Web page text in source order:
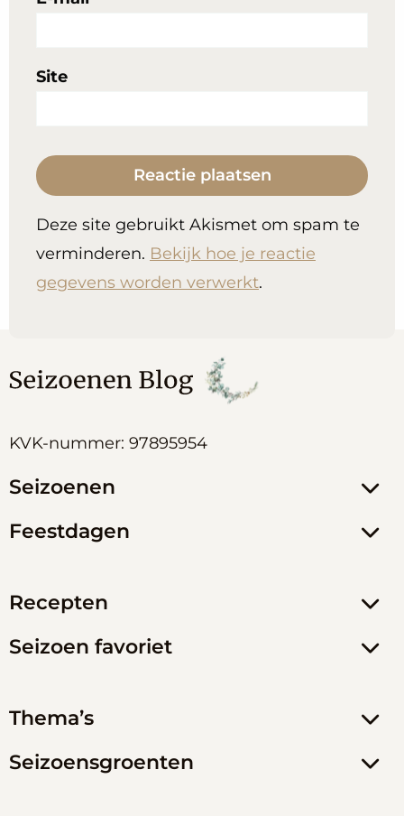
Site
Deze site gebruikt Akismet om spam te
verminderen. Bekijk hoe je reactie
gegevens worden verwerkt.
KVK-nummer: 97895954
Seizoenen
Feestdagen
Recepten
Seizoen favoriet
Thema’s
Seizoensgroenten